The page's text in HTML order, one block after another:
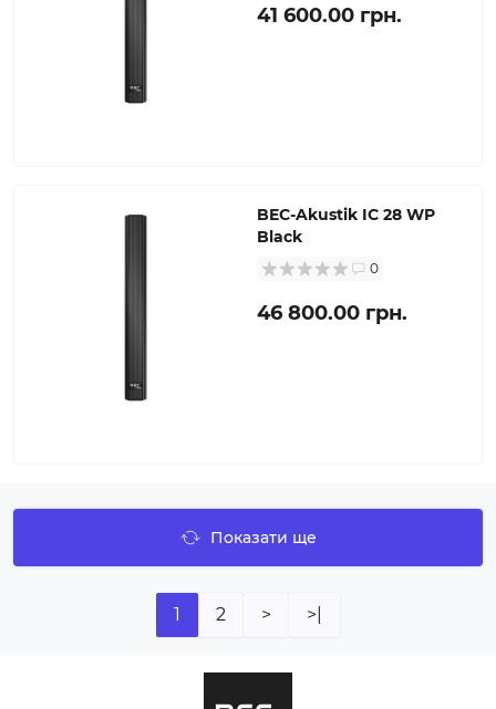
41 600.00 грн.
BEC-Akustik IC 28 WP
Black
0
46 800.00 грн.
Показати ще
1 2 > >|